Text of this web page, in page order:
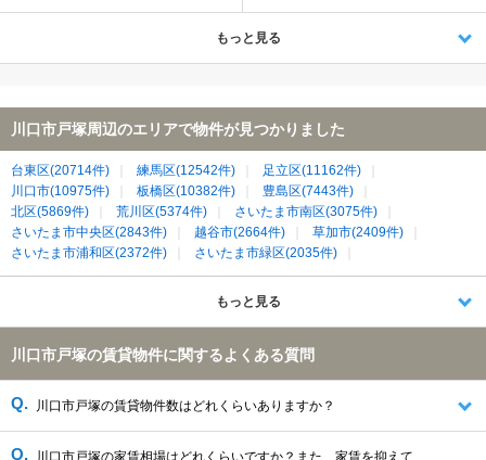
もっと見る
川口市戸塚周辺のエリアで物件が見つかりました
台東区(20714件) 練馬区(12542件)
足立区(11162件)
川口市(10975件)
板橋区(10382件)
豊島区(7443件)
北区(5869件)
荒川区(5374件)
さいたま市南区(3075件)
さいたま市中央区(2843件)
越谷市(2664件)
草加市(2409件)
さいたま市浦和区(2372件)
さいたま市緑区(2035件)
吉川市(1781件)
戸田市(1779件)
さいたま市桜区(1761件)
もっと見る
川口市戸塚の賃貸物件に関するよくある質問
川口市戸塚の賃貸物件数はどれくらいありますか？
川口市戸塚の家賃相場はどれくらいですか？また、家賃を抑えて